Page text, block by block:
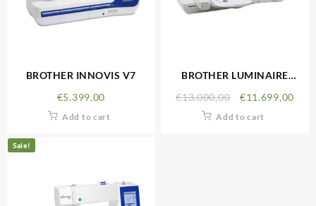
BROTHER INNOVIS V7
€5.399,00
Add to cart
BROTHER LUMINAIRE
€13.000,00 €11.699,00
Add to cart
Sale!